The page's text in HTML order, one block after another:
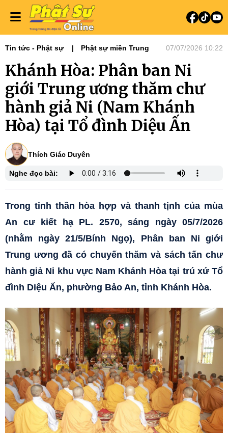
Tin tức - Phật sự Phật sự miền Trung 07/07/2026 10:22
Khánh Hòa: Phân ban Ni
giới Trung ương thăm chư
hành giả Ni (Nam Khánh
Hòa) tại Tổ đình Diệu Ấn
Thích Giác Duyên
Nghe đọc bài:
Trong tinh thần hòa hợp và thanh tịnh của mùa
An cư kiết hạ PL. 2570, sáng ngày 05/7/2026
(nhằm ngày 21/5/Bính Ngọ), Phân ban Ni giới
Trung ương đã có chuyến thăm và sách tấn chư
hành giả Ni khu vực Nam Khánh Hòa tại trú xứ Tổ
đình Diệu Ấn, phường Bảo An, tỉnh Khánh Hòa.